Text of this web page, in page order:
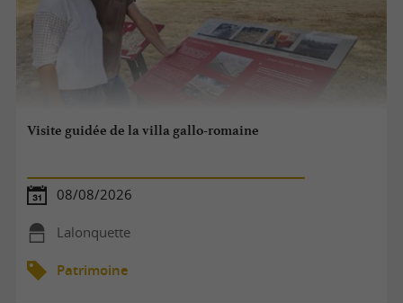
Visite guidée de la villa gallo-romaine
08/08/2026
Lalonquette
Patrimoine